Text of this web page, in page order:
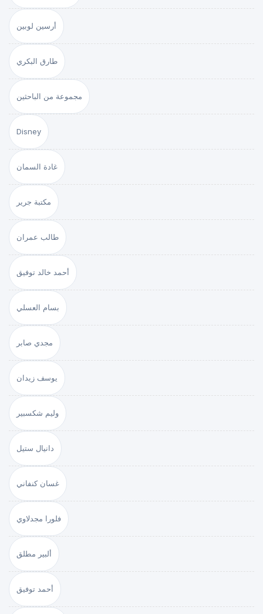
أرسين لوبين
طارق البكري
مجموعة من الباحثين
Disney
غادة السمان
مكتبة جرير
طالب عمران
أحمد خالد توفيق
بسام العسلي
مجدي صابر
يوسف زيدان
وليم شكسبير
دانيال ستيل
غسان كنفاني
فلورا مجدلاوي
ألبير مطلق
أحمد توفيق